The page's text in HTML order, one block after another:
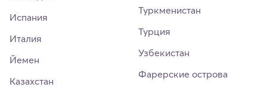
Испания
Италия
Йемен
Казахстан
Туркменистан
Турция
Узбекистан
Фарерские острова